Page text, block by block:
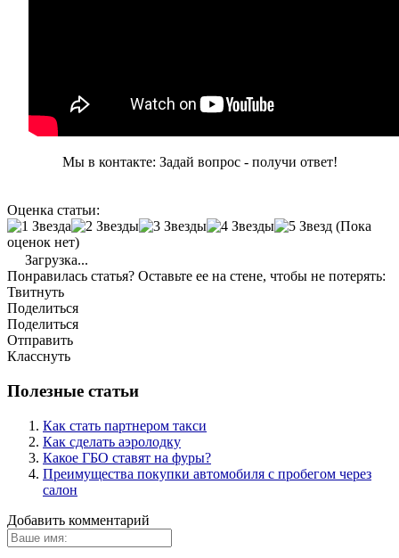
Мы в контакте: Задай вопрос - получи ответ!
Оценка статьи:
(Пока
оценок нет)
Загрузка...
Понравилась статья? Оставьте ее на стене, чтобы не потерять:
Твитнуть
Поделиться
Поделиться
Отправить
Класснуть
Полезные статьи
Как стать партнером такси
Как сделать аэролодку
Какое ГБО ставят на фуры?
Преимущества покупки автомобиля с пробегом через
салон
Добавить комментарий